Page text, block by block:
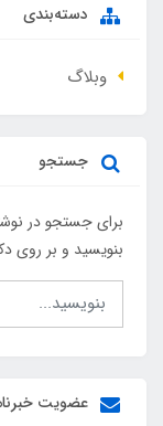
دسته‌بندی
وبلاگ
جستجو
برای جستجو در
بنویسید و بر روی
عضویت